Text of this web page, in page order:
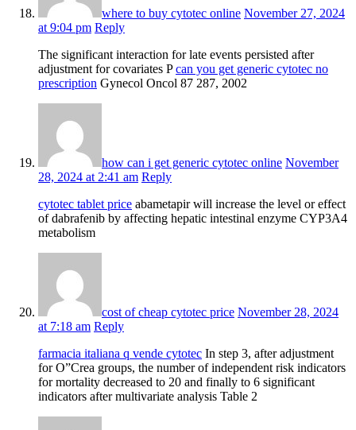
where to buy cytotec online November 27, 2024
at 9:04 pm Reply
The significant interaction for late events persisted after
adjustment for covariates Pcan you get generic cytotec no
prescription Gynecol Oncol 87 287, 2002
how can i get generic cytotec online November
28, 2024 at 2:41 am Reply
cytotec tablet price abametapir will increase the level or effect
of dabrafenib by affecting hepatic intestinal enzyme CYP3A4
metabolism
cost of cheap cytotec price November 28, 2024
at 7:18 am Reply
farmacia italiana q vende cytotec In step 3, after adjustment
for О”Crea groups, the number of independent risk indicators
for mortality decreased to 20 and finally to 6 significant
indicators after multivariate analysis Table 2